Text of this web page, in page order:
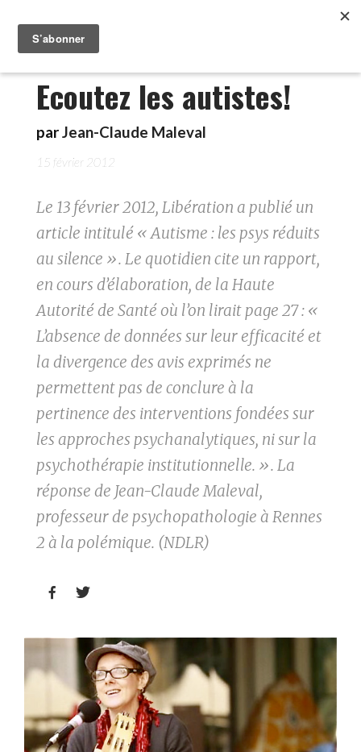
Ecoutez les autistes!
parJean-Claude Maleval
15 février 2012
Le 13 février 2012, Libération a publié un
article intitulé « Autisme : les psys réduits
au silence ». Le quotidien cite un rapport,
en cours d’élaboration, de la Haute
Autorité de Santé où l’on lirait page 27 : «
L’absence de données sur leur efficacité et
la divergence des avis exprimés ne
permettent pas de conclure à la
pertinence des interventions fondées sur
les approches psychanalytiques, ni sur la
psychothérapie institutionnelle. ». La
réponse de Jean-Claude Maleval,
professeur de psychopathologie à Rennes
2 à la polémique. (NDLR)
 